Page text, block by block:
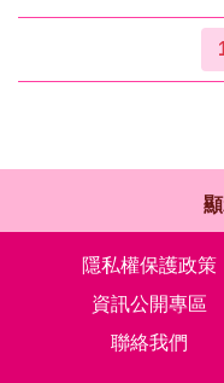
隱私權保護政策
資訊公開專區
聯絡我們